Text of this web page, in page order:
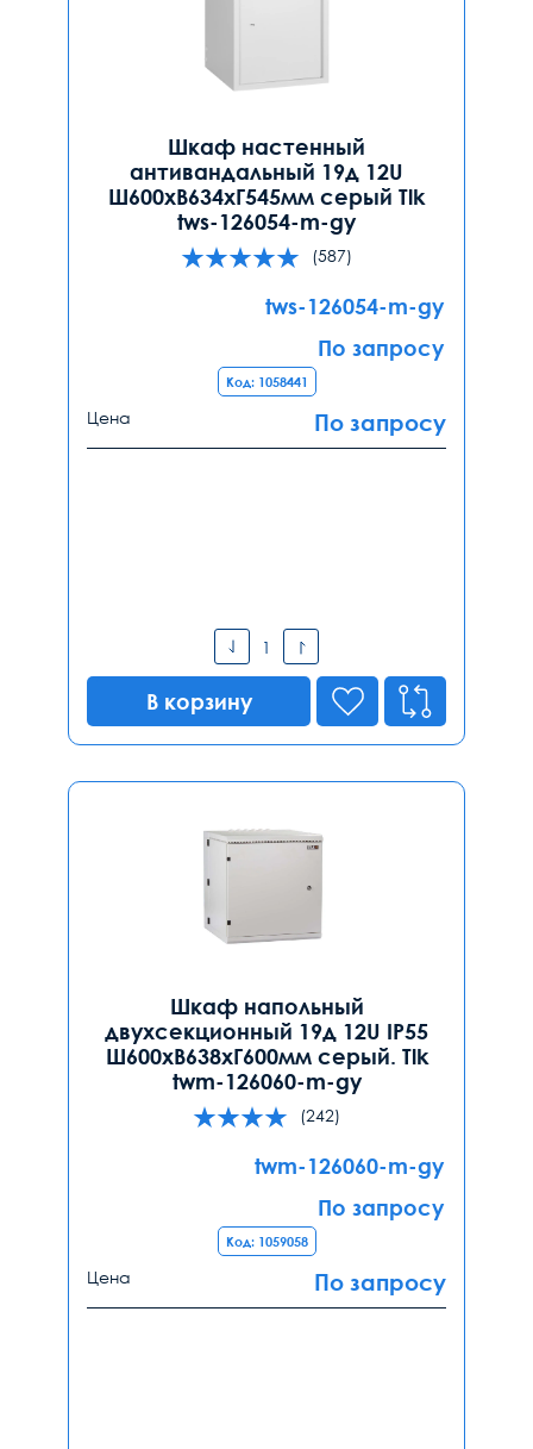
Шкаф настенный
антивандальный 19д 12U
Ш600хВ634хГ545мм серый Tlk
tws-126054-m-gy
(587)
tws-126054-m-gy
По запросу
Код: 1058441
Цена По запросу
В корзину
Шкаф напольный
двухсекционный 19д 12U IP55
Ш600хВ638хГ600мм серый. Tlk
twm-126060-m-gy
(242)
twm-126060-m-gy
По запросу
Код: 1059058
Цена По запросу